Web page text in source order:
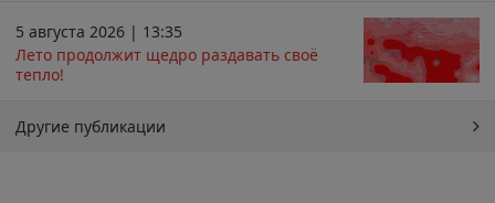
5 августа 2026 | 13:35
Лето продолжит щедро раздавать своё
тепло!
Другие публикации